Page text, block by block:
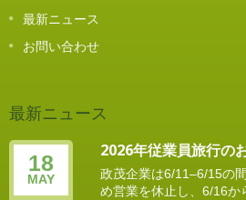
最新ニュース
お問い合わせ
最新ニュース
18
MAY
2026年従業員旅行の
政茂企業は6/11–6/15の
め営業を休止し、6/16か